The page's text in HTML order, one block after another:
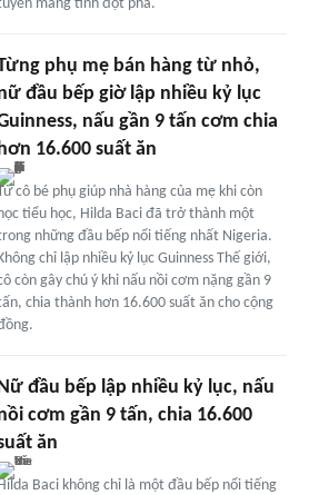
mang tính đột phá.
phụ mẹ bán hàng từ nhỏ,
đầu bếp giờ lập nhiều kỷ lục
nấu gần 9 tấn cơm chia
hơn 16.600 suất ăn
cô bé phụ giúp nhà hàng của mẹ khi còn
học tiểu học, Hilda Baci đã trở thành một
những đầu bếp nổi tiếng nhất Nigeria.
chỉ lập nhiều kỷ lục Guinness Thế giới,
còn gây chú ý khi nấu nồi cơm nặng gần 9
chia thành hơn 16.600 suất ăn cho cộng
Nữ đầu bếp lập nhiều kỷ lục, nấu
cơm gần 9 tấn, chia 16.600
ăn
Baci không chỉ là một đầu bếp nổi tiếng